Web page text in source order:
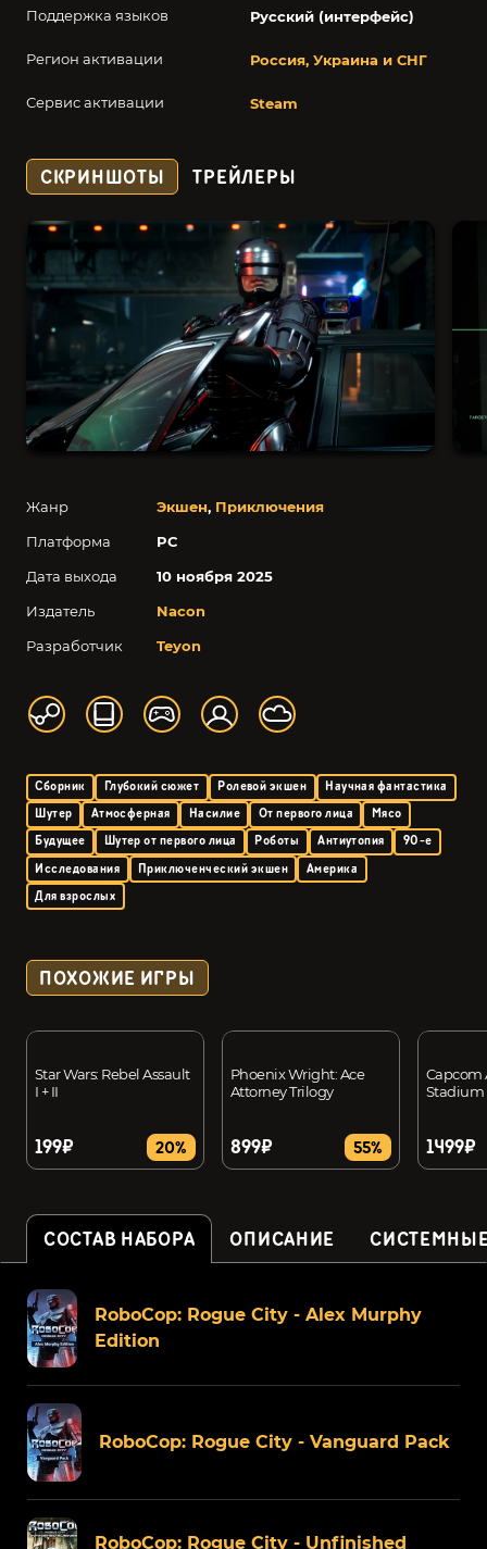
Поддержка языков Русский (интерфейс)
Регион активации Россия, Украина и СНГ
Сервис активации Steam
Жанр Экшен, Приключения
Платформа
PC
Дата выхода
10 ноября 2025
Издатель
Nacon
Разработчик
Teyon
Сборник Глубокий сюжет Ролевой экшен
Научная фантастика
Шутер
Атмосферная Насилие От первого лица
Мясо
Будущее
Шутер от первого лица Роботы Антиутопия
90-е
Исследования
Приключенческий экшен
Америка
Для взрослых
СКРИНШОТЫ ТРЕЙЛЕРЫ
ПОХОЖИЕ ИГРЫ
Star Wars: Rebel Assault
I + II
199₽ 20%
Phoenix Wright: Ace
Attorney Trilogy
899₽ 55%
Capcom
Stadium
1499₽
СОСТАВ НАБОРА ОПИСАНИЕ
RoboCop: Rogue City - Alex Murphy
Edition
RoboCop: Rogue City - Vanguard Pack
RoboCop: Rogue City - Unfinished